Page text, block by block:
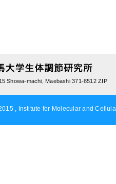
Showa-machi, Maebashi 371-8512 ZIP
, Institute for Molecular and